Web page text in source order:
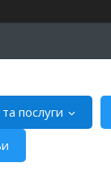
послуги